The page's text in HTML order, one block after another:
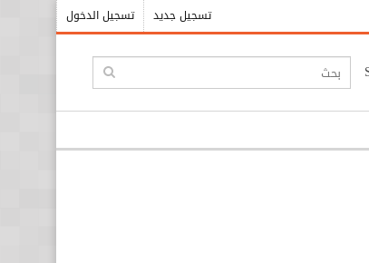
تسجيل الدخول تسجيل جديد